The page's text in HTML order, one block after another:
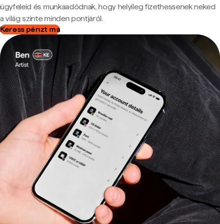
ügyfeleid és munkaadódnak, hogy helyileg fizethessenek neked
a világ szinte minden pontjáról.
Keress pénzt ma